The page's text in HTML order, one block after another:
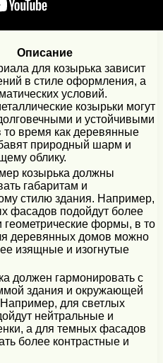
Описание
для козырька зависит
в стиле оформления, а
условий.
козырьки могут
и устойчивыми
то время как деревянные
природный шарм и
облику.
козырька должны
габаритам и
стилю здания. Например,
фасадов подойдут более
геометрические формы, в то
деревянных домов можно
изящные и изогнутые
должен гармонировать с
здания и окружающей
для светлых
нейтральные и
а для темных фасадов
более контрастные и